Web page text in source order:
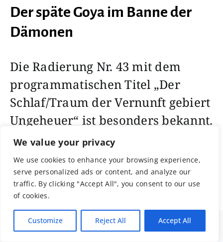
We value your privacy
We use cookies to enhance your browsing experience,
serve personalized ads or content, and analyze our
traffic. By clicking "Accept All", you consent to our use
of cookies.
Customize Reject All Accept All
Der späte Goya im Banne der
Dämonen
Die Radierung Nr. 43 mit dem
programmatischen Titel „Der
Schlaf/Traum der Vernunft gebiert
Ungeheuer“ ist besonders bekannt.
Sie bringt Goyas resignative
Einsicht zum Ausdruck, dass die
Macht von Vernunft, Witz und
Intelligenz doch sehr begrenzt ist.
Share